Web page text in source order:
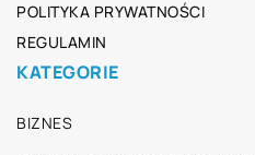
POLITYKA PRYWATNOŚCI
REGULAMIN
KATEGORIE
BIZNES